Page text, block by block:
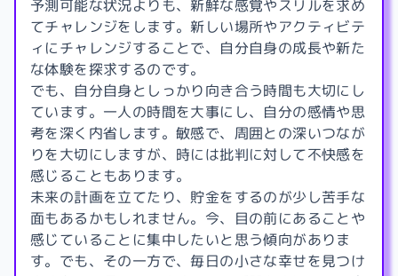
予測可能な状況よりも、新鮮な感覚やスリルを求め
てチャレンジをします。新しい場所やアクティビテ
ィにチャレンジすることで、自分自身の成長や新た
な体験を探求するのです。
でも、自分自身としっかり向き合う時間も大切にし
ています。一人の時間を大事にし、自分の感情や思
考を深く内省します。敏感で、周囲との深いつなが
りを大切にしますが、時には批判に対して不快感を
感じることもあります。
未来の計画を立てたり、貯金をするのが少し苦手な
面もあるかもしれません。今、目の前にあることや
感じていることに集中したいと思う傾向がありま
す。でも、その一方で、毎日の小さな幸せを見つけ